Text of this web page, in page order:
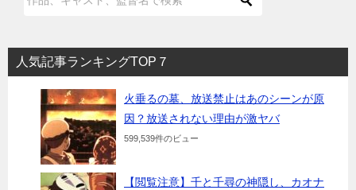
人気記事ランキングTOP７
火垂るの墓、放送禁止はあのシーンが原
因？放送されない理由が激ヤバ
599,539件のビュー
【閲覧注意】千と千尋の神隠し、カオナ